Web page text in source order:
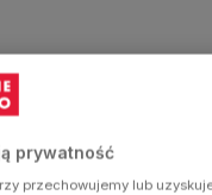
prywatność
przechowujemy lub